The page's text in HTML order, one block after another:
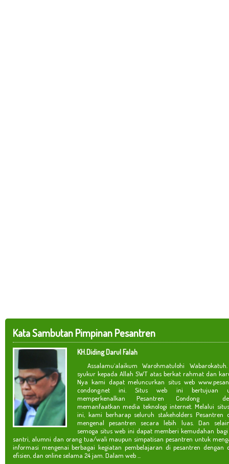
Kata Sambutan Pimpinan Pesantren
KH.Diding Darul Falah
Assalamu`alaikum Warohmatulohi
syukur kepada Allah SWT atas berkat rahmat dan
Nya kami dapat meluncurkan situs web
condong.net ini. Situs web ini bertujuan
memperkenalkan Pesantren Condong
memanfaatkan media teknologi internet. Melalui
ini, kami berharap seluruh stakeholders Pesantren
mengenal pesantren secara lebih luas. Dan
semoga situs web ini dapat memberi kemudahan
santri, alumni dan orang tua/wali maupun simpatisan pesantren untuk
informasi mengenai berbagai kegiatan pembelajaran di pesantren dengan
efisien, dan online selama 24 jam. Dalam web ...